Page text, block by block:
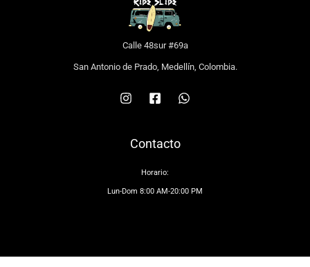
Calle 48sur #69a
San Antonio de Prado, Medellín, Colombia.
Contacto
Horario:
Lun-Dom 8:00 AM-20:00 PM